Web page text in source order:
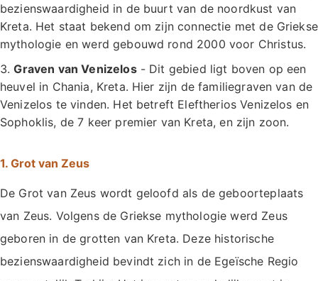
bezienswaardigheid in de buurt van de noordkust van
Kreta. Het staat bekend om zijn connectie met de Griekse
mythologie en werd gebouwd rond 2000 voor Christus.
Graven van Venizelos- Dit gebied ligt boven op een
heuvel in Chania, Kreta. Hier zijn de familiegraven van de
Venizelos te vinden. Het betreft Eleftherios Venizelos en
Sophoklis, de 7 keer premier van Kreta, en zijn zoon.
1. Grot van Zeus
De Grot van Zeus wordt geloofd als de geboorteplaats
van Zeus. Volgens de Griekse mythologie werd Zeus
geboren in de grotten van Kreta. Deze historische
bezienswaardigheid bevindt zich in de Egeïsche Regio